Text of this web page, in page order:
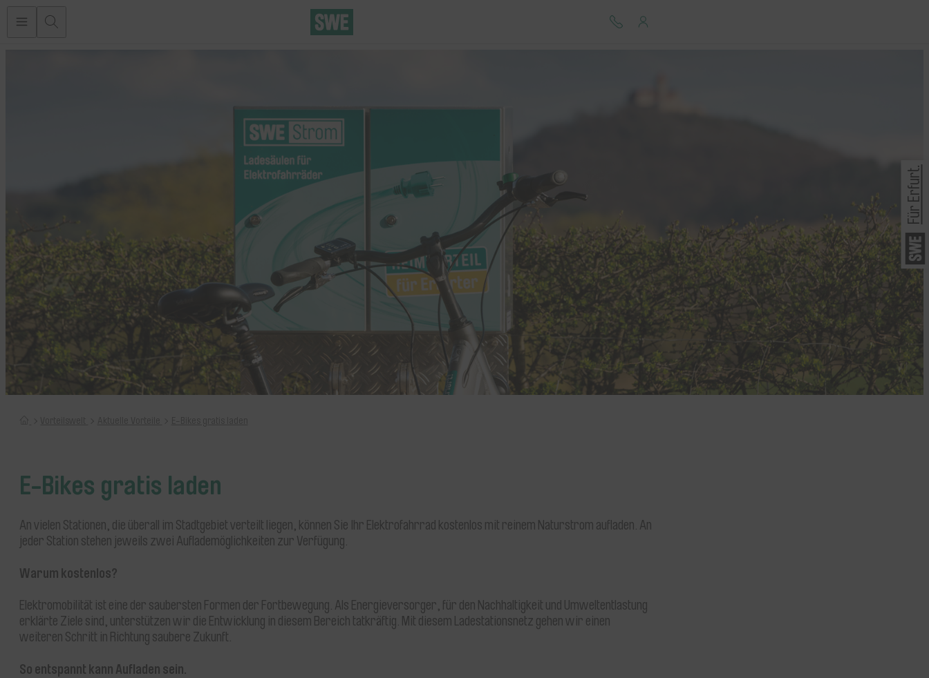
Zum Inhalt springen
E-Bikes gratis laden
An vielen Stationen, die überall im Stadtgebiet verteilt liegen, können Sie Ihr Elektrofahrrad kostenlos mit reinem Naturstrom aufladen. An
jeder Station stehen jeweils zwei Auflademöglichkeiten zur Verfügung.
Warum kostenlos?
Elektromobilität ist eine der saubersten Formen der Fortbewegung. Als Energieversorger, für den Nachhaltigkeit und Umweltentlastung
erklärte Ziele sind, unterstützen wir die Entwicklung in diesem Bereich tatkräftig. Mit diesem Ladestationsnetz gehen wir einen
weiteren Schritt in Richtung saubere Zukunft.
So entspannt kann Aufladen sein.
Für Erfurt.